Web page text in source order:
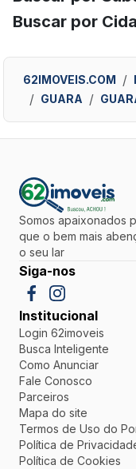
Buscar por
62IMOVEIS.COM
GUARA
Somos apaixonados
que o bem mais
o seu lar
Siga-nos
Institucional
Login 62imoveis
Busca Inteligente
Como Anunciar
Fale Conosco
Parceiros
Mapa do site
Termos de Uso do
Política de
Política de Cookies